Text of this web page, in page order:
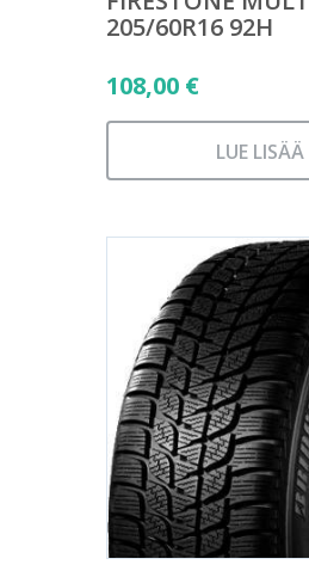
205/60R16 92H
108,00 €
LUE